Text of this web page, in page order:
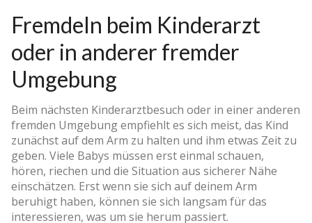
Fremdeln beim Kinderarzt
oder in anderer fremder
Umgebung
Beim nächsten Kinderarztbesuch oder in einer anderen
fremden Umgebung empfiehlt es sich meist, das Kind
zunächst auf dem Arm zu halten und ihm etwas Zeit zu
geben. Viele Babys müssen erst einmal schauen,
hören, riechen und die Situation aus sicherer Nähe
einschätzen. Erst wenn sie sich auf deinem Arm
beruhigt haben, können sie sich langsam für das
interessieren, was um sie herum passiert.